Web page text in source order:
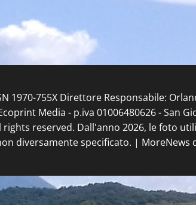
1970-755X Direttore Responsabile:
Media - p.iva 01006480626 - San
rights reserved. Dall'anno 2026, le foto
diversamente specificato. | MoreNews